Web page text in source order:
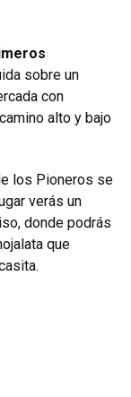
sobre un
con
alto y bajo
los Pioneros se
verás un
donde podrás
que